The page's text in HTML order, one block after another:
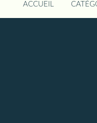
ACCUEIL